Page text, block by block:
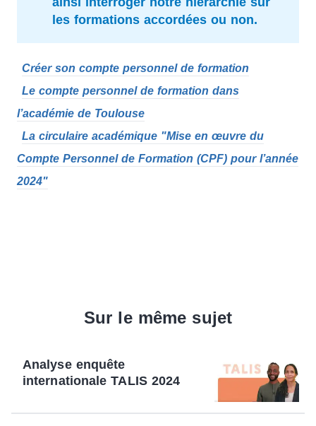
les formations accordées ou non.
Créer son compte personnel de formation
Le compte personnel de formation dans
l’académie de Toulouse
La circulaire académique "Mise en œuvre du
Compte Personnel de Formation (CPF) pour l’année
2024"
Sur le même sujet
Analyse enquête
internationale TALIS 2024